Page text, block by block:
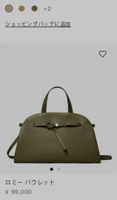
+2
ショッピングバッグに追加
ロミー バウレット
¥ 99,000